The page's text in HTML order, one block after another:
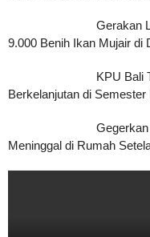
Gerakan
9.000 Benih Ikan Mujair di
KPU Bali
Berkelanjutan di Semester
Meninggal di Rumah